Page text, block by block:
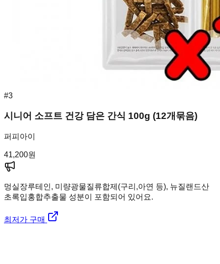
#3
시니어 소프트 건강 담은 간식 100g (12개묶음)
퍼피아이
41,200원
멍실장루테인, 미량광물질류합제(구리,아연 등), 뉴질랜드산
초록입홍합추출물 성분이 포함되어 있어요.
최저가 구매